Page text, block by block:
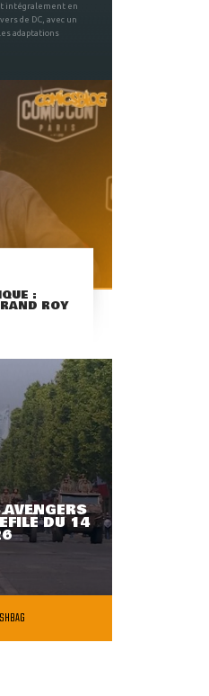
intégralement en
de DC, avec un
adaptations
:
ROY
DU 14